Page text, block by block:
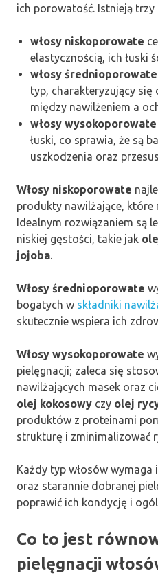
ich porowatość. Istnieją trzy
włosy niskoporowate
elastycznością, ich łuski
włosy średnioporowate
typ, charakteryzujący się
między nawilżeniem a
włosy wysokoporowate
łuski, co sprawia, że są
uszkodzenia oraz
Włosy niskoporowate
produkty nawilżające, które
Idealnym rozwiązaniem są
niskiej gęstości, takie jak
jojoba.
Włosy średnioporowate
bogatych w składniki
skutecznie wspiera ich
Włosy wysokoporowate
pielęgnacji; zaleca się
nawilżających masek oraz
olej kokosowy czy olej
produktów z proteinami
strukturę i zminimalizować
Każdy typ włosów
oraz starannie dobranej
poprawić ich kondycję i
Co to jest
pielęgnacji